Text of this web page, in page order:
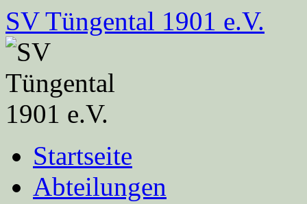
Zum
Inhalt
springen
SV Tüngental 1901 e.V.
Startseite
Abteilungen